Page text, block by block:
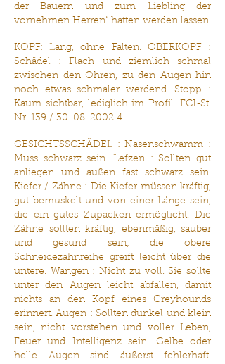
der Bauern und zum Liebling der
vornehmen Herren“ hatten werden lassen.
KOPF: Lang, ohne Falten. OBERKOPF :
Schädel : Flach und ziemlich schmal
zwischen den Ohren, zu den Augen hin
noch etwas schmaler werdend. Stopp :
Kaum sichtbar, lediglich im Profil. FCI-St.
Nr. 139 / 30. 08. 2002 4
GESICHTSSCHÄDEL : Nasenschwamm :
Muss schwarz sein. Lefzen : Sollten gut
anliegen und außen fast schwarz sein.
Kiefer / Zähne : Die Kiefer müssen kräftig,
gut bemuskelt und von einer Länge sein,
die ein gutes Zupacken ermöglicht. Die
Zähne sollten kräftig, ebenmäßig, sauber
und gesund sein; die obere
Schneidezahnreihe greift leicht über die
untere. Wangen : Nicht zu voll. Sie sollte
unter den Augen leicht abfallen, damit
nichts an den Kopf eines Greyhounds
erinnert. Augen : Sollten dunkel und klein
sein, nicht vorstehen und voller Leben,
Feuer und Intelligenz sein. Gelbe oder
helle Augen sind äußerst fehlerhaft.